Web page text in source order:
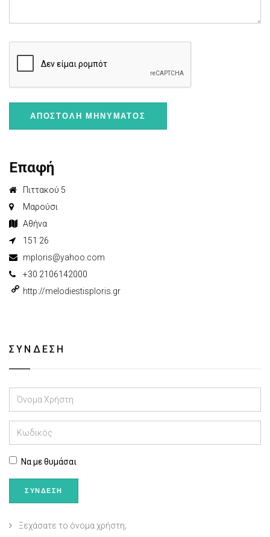
ΑΠΟΣΤΟΛΉ ΜΗΝΎΜΑΤΟΣ
Επαφή
Πιττακού 5
Μαρούσι
Αθήνα
151 26
mploris@yahoo.com
+30 2106142000
http://melodiestisploris.gr
ΣΎΝΔΕΣΗ
Να με θυμάσαι
ΣΎΝΔΕΣΗ
Ξεχάσατε το όνομα χρήστη;